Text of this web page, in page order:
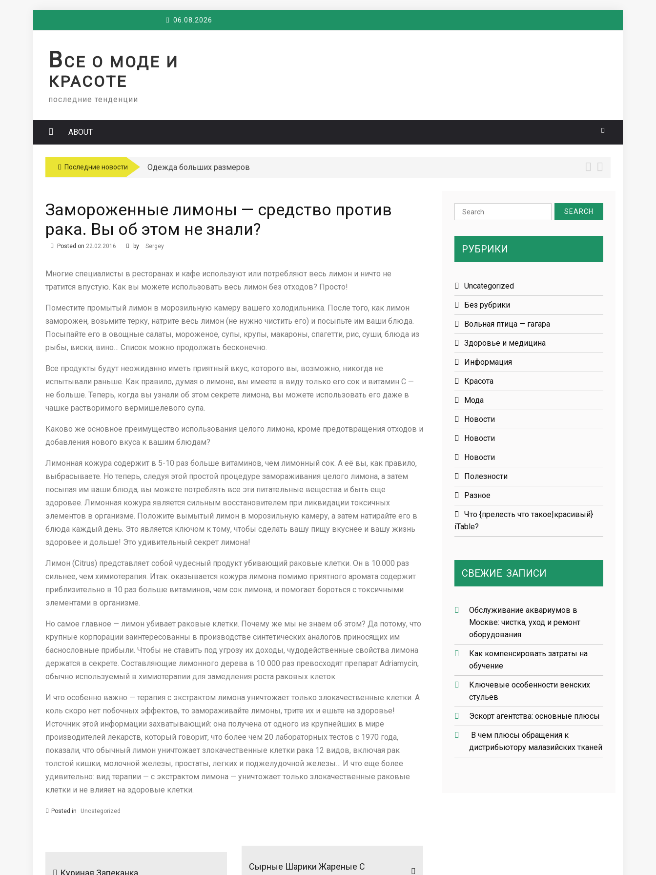
06.08.2026
ВСЕ О МОДЕ И
КРАСОТЕ
последние тенденции
ABOUT
Последние новости Одежда больших размеров
Замороженные лимоны — средство против
рака. Вы об этом не знали?
Posted on 22.02.2016 by Sergey
Многие специалисты в ресторанах и кафе используют или потребляют весь лимон и ничто не
тратится впустую. Как вы можете использовать весь лимон без отходов? Просто!
Поместите промытый лимон в морозильную камеру вашего холодильника. После того, как лимон
заморожен, возьмите терку, натрите весь лимон (не нужно чистить его) и посыпьте им ваши блюда.
Посыпайте его в овощные салаты, мороженое, супы, крупы, макароны, спагетти, рис, суши, блюда из
рыбы, виски, вино… Список можно продолжать бесконечно.
Все продукты будут неожиданно иметь приятный вкус, которого вы, возможно, никогда не
испытывали раньше. Как правило, думая о лимоне, вы имеете в виду только его сок и витамин С —
не больше. Теперь, когда вы узнали об этом секрете лимона, вы можете использовать его даже в
чашке растворимого вермишелевого супа.
Каково же основное преимущество использования целого лимона, кроме предотвращения отходов и
добавления нового вкуса к вашим блюдам?
Лимонная кожура содержит в 5-10 раз больше витаминов, чем лимонный сок. А её вы, как правило,
выбрасываете. Но теперь, следуя этой простой процедуре замораживания целого лимона, а затем
посыпая им ваши блюда, вы можете потреблять все эти питательные вещества и быть еще
здоровее. Лимонная кожура является сильным восстановителем при ликвидации токсичных
элементов в организме. Положите вымытый лимон в морозильную камеру, а затем натирайте его в
блюда каждый день. Это является ключом к тому, чтобы сделать вашу пищу вкуснее и вашу жизнь
здоровее и дольше! Это удивительный секрет лимона!
Лимон (Citrus) представляет собой чудесный продукт убивающий раковые клетки. Он в 10.000 раз
сильнее, чем химиотерапия. Итак: оказывается кожура лимона помимо приятного аромата содержит
приблизительно в 10 раз больше витаминов, чем сок лимона, и помогает бороться с токсичными
элементами в организме.
Но самое главное — лимон убивает раковые клетки. Почему же мы не знаем об этом? Да потому, что
крупные корпорации заинтересованны в производстве синтетических аналогов приносящих им
баснословные прибыли. Чтобы не ставить под угрозу их доходы, чудодейственные свойства лимона
держатся в секрете. Составляющие лимонного дерева в 10 000 раз превосходят препарат Аdriamycin,
обычно используемый в химиотерапии для замедления роста раковых клеток.
И что особенно важно — терапия с экстрактом лимона уничтожает только злокачественные клетки. А
коль скоро нет побочных эффектов, то замораживайте лимоны, трите их и ешьте на здоровье!
Источник этой информации захватывающий: она получена от одного из крупнейших в мире
производителей лекарств, который говорит, что более чем 20 лабораторных тестов с 1970 года,
показали, что обычный лимон уничтожает злокачественные клетки рака 12 видов, включая рак
толстой кишки, молочной железы, простаты, легких и поджелудочной железы… И что еще более
удивительно: вид терапии — с экстрактом лимона — уничтожает только злокачественные раковые
клетки и не влияет на здоровые клетки.
Posted in Uncategorized
Куриная Запеканка.
Сырные Шарики Жареные С
Search
for:
РУБРИКИ
Uncategorized
Без рубрики
Вольная птица — гагара
Здоровье и медицина
Информация
Красота
Мода
Новости
Новости
Новости
Полезности
Разное
Что {прелесть что такое|красивый}
iTable?
СВЕЖИЕ ЗАПИСИ
Обслуживание аквариумов в
Москве: чистка, уход и ремонт
оборудования
Как компенсировать затраты на
обучение
Ключевые особенности венских
стульев
Эскорт агентства: основные плюсы
В чем плюсы обращения к
дистрибьютору малазийских тканей